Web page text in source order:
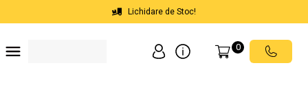
Lichidare de Stoc!
0